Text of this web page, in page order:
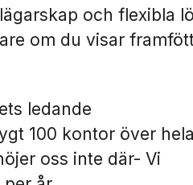
och flexibla
om du visar
ledande
100 kontor över
oss inte där- Vi